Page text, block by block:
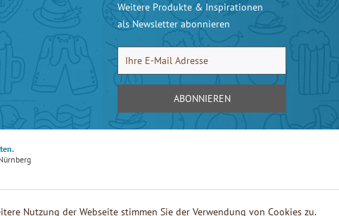
Weitere Produkte & Inspirationen
als Newsletter abonnieren
ABONNIEREN
Nutzung der Webseite stimmen Sie der Verwendung von Cookies zu.